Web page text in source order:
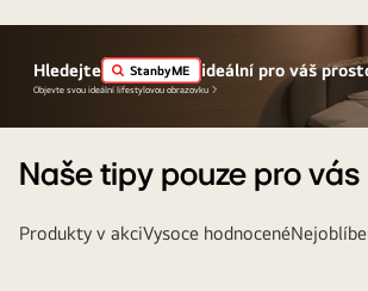
Hledejte StanbyME ideální pro váš
Objevte svou ideální lifestylovou obrazovku
Naše tipy pouze pro vás
Produkty v akciVysoce hodnocené